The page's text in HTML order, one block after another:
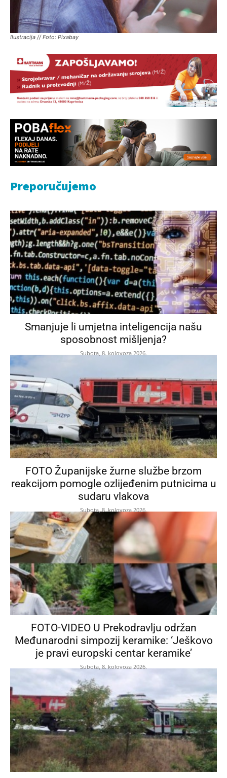
Ilustracija // Foto: Pixabay
Preporučujemo
Smanjuje li umjetna inteligencija našu
sposobnost mišljenja?
Subota, 8. kolovoza 2026.
FOTO Županijske žurne službe brzom
reakcijom pomogle ozlijeđenim putnicima u
sudaru vlakova
Subota, 8. kolovoza 2026.
FOTO-VIDEO U Prekodravlju održan
Međunarodni simpozij keramike: ‘Ješkovo
je pravi europski centar keramike’
Subota, 8. kolovoza 2026.